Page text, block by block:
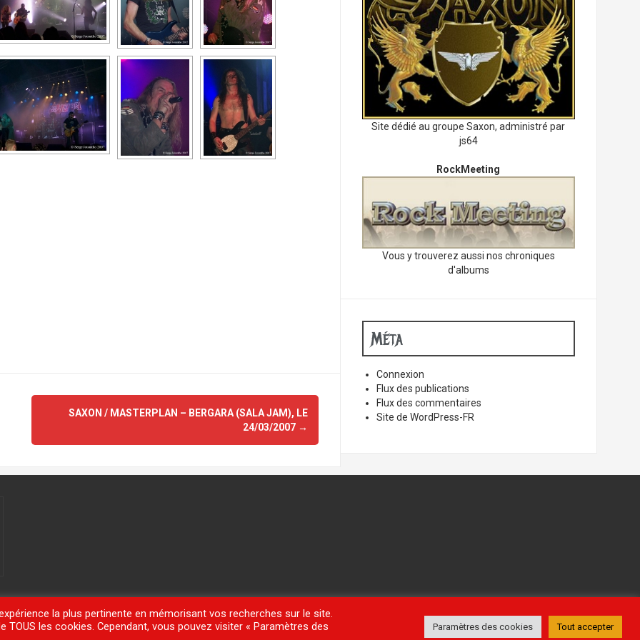
SAXON / MASTERPLAN – BERGARA (SALA JAM), LE
24/03/2007 →
Site dédié au groupe Saxon, administré par
js64
RockMeeting
Vous y trouverez aussi nos chroniques
d'albums
Méta
Connexion
Flux des publications
Flux des commentaires
Site de WordPress-FR
la plus pertinente en mémorisant vos recherches sur le site.
les cookies. Cependant, vous pouvez visiter « Paramètres des
Paramètres des cookies Tout accepter